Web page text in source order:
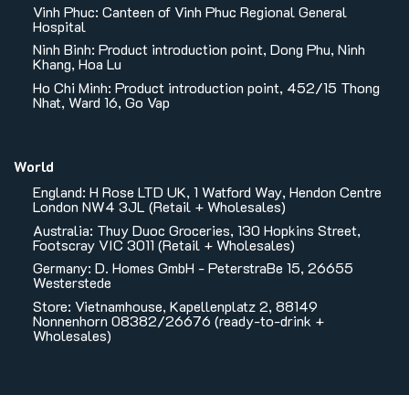
Vinh Phuc: Canteen of Vinh Phuc Regional General
Hospital
Ninh Binh: Product introduction point, Dong Phu, Ninh
Khang, Hoa Lu
Ho Chi Minh: Product introduction point, 452/15 Thong
Nhat, Ward 16, Go Vap
World
England: H Rose LTD UK, 1 Watford Way, Hendon Centre
London NW4 3JL (Retail + Wholesales)
Australia: Thuy Duoc Groceries, 130 Hopkins Street,
Footscray VIC 3011 (Retail + Wholesales)
Germany: D. Homes GmbH - PeterstraBe 15, 26655
Westerstede
Store: Vietnamhouse, Kapellenplatz 2, 88149
Nonnenhorn 08382/26676 (ready-to-drink +
Wholesales)